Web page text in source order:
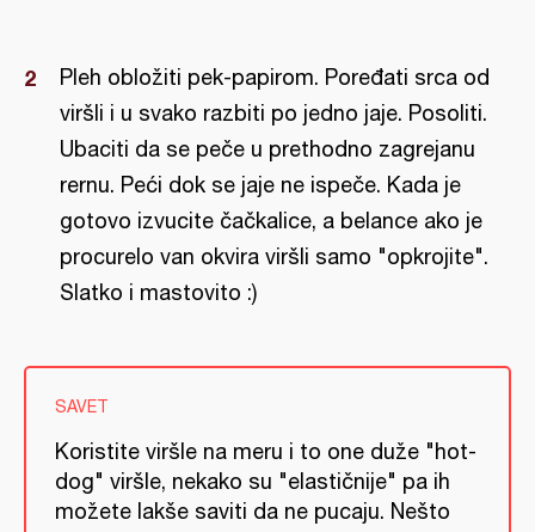
Pleh obložiti pek-papirom. Poređati srca od
viršli i u svako razbiti po jedno jaje. Posoliti.
Ubaciti da se peče u prethodno zagrejanu
rernu. Peći dok se jaje ne ispeče. Kada je
gotovo izvucite čačkalice, a belance ako je
procurelo van okvira viršli samo "opkrojite".
Slatko i mastovito :)
SAVET
Koristite viršle na meru i to one duže "hot-
dog" viršle, nekako su "elastičnije" pa ih
možete lakše saviti da ne pucaju. Nešto